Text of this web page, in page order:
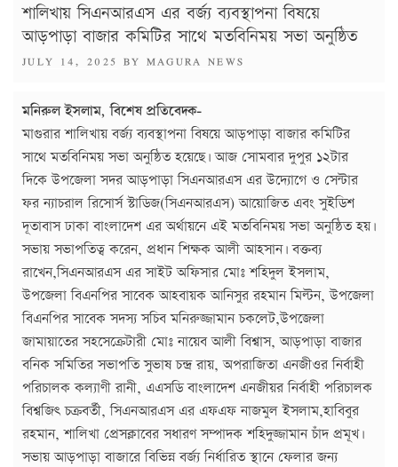
শালিখায় সিএনআরএস এর বর্জ্য ব্যবস্থাপনা বিষয়ে
আড়পাড়া বাজার কমিটির সাথে মতবিনিময় সভা অনুষ্ঠিত
POSTED
JULY 14, 2025 BY MAGURA NEWS
মনিরুল ইসলাম, বিশেষ প্রতিবেদক-
মাগুরার শালিখায় বর্জ্য ব্যবস্থাপনা বিষয়ে আড়পাড়া বাজার কমিটির
সাথে মতবিনিময় সভা অনুষ্ঠিত হয়েছে৷ আজ সোমবার দুপুর ১২টার
দিকে উপজেলা সদর আড়পাড়া সিএনআরএস এর উদ্যোগে ও সেন্টার
ফর ন্যাচরাল রিসোর্স স্টাডিজ(সিএনআরএস) আয়োজিত এবং সুইডিশ
দূতাবাস ঢাকা বাংলাদেশ এর অর্থায়নে এই মতবিনিময় সভা অনুষ্ঠিত হয়৷
সভায় সভাপতিত্ব করেন, প্রধান শিক্ষক আলী আহসান৷ বক্তব্য
রাখেন,সিএনআরএস এর সাইট অফিসার মোঃ শহিদুল ইসলাম,
উপজেলা বিএনপির সাবেক আহবায়ক আনিসুর রহমান মিল্টন, উপজেলা
বিএনপির সাবেক সদস্য সচিব মনিরুজ্জামান চকলেট,উপজেলা
জামায়াতের সহসেক্রেটারী মোঃ নায়েব আলী বিশ্বাস, আড়পাড়া বাজার
বনিক সমিতির সভাপতি সুভাষ চন্দ্র রায়, অপরাজিতা এনজীওর নির্বাহী
পরিচালক কল্যাণী রানী, এএসডি বাংলাদেশ এনজীয়র নির্বাহী পরিচালক
বিশ্বজিৎ চক্রবর্তী, সিএনআরএস এর এফএফ নাজমুল ইসলাম,হাবিবুর
রহমান, শালিখা প্রেসক্লাবের সধারণ সম্পাদক শহিদুজ্জামান চাঁদ প্রমূখ৷
সভায় আড়পাড়া বাজারে বিভিন্ন বর্জ্য নির্ধারিত স্থানে ফেলার জন্য